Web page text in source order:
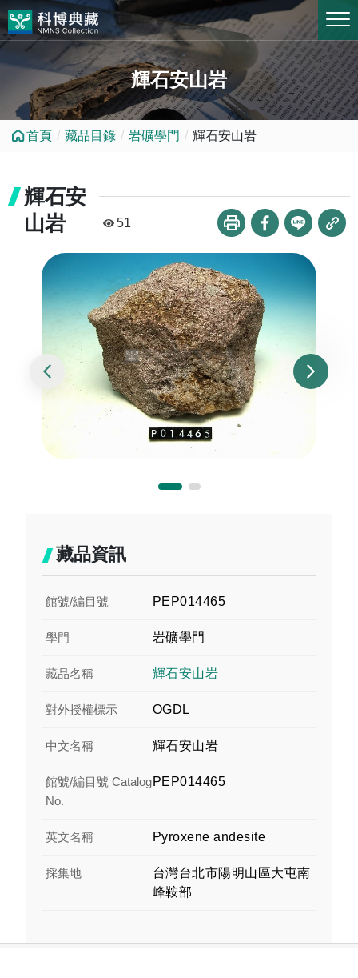
跳到中央內容區塊
輝石安山岩
首頁 藏品目錄 岩礦學門 輝石安山岩
輝石安
山岩
51
藏品資訊
館號/編目號 PEP014465
學門 岩礦學門
藏品名稱 輝石安山岩
對外授權標示 OGDL
中文名稱 輝石安山岩
館號/編目號 Catalog
No.
PEP014465
英文名稱 Pyroxene andesite
採集地
台灣台北市陽明山區大屯南
峰鞍部